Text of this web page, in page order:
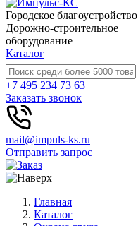
Городское благоустройство
Дорожно-строительное
оборудование
Каталог
+7 495 234 73 63
Заказать звонок
mail@impuls-ks.ru
Отправить запрос
Главная
Каталог